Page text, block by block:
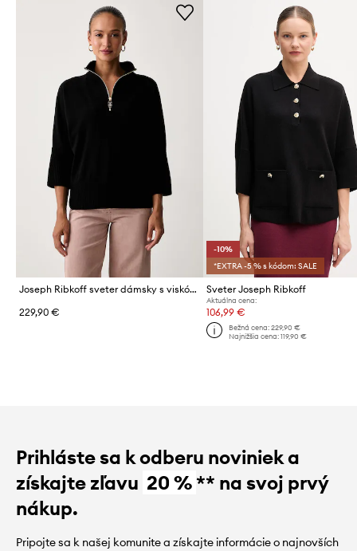
Joseph Ribkoff sveter dámsky s viskózou
229,90 €
-10%
*EXTRA -5 % s kódom: SALE
Sveter Joseph Ribkoff
Aktuálna cena:
106,99 €
Bežná cena: 229,90 €
Najnižšia cena: 119,90 €
Prihláste sa k odberu noviniek a
získajte zľavu 20 %** na svoj prvý
nákup.
Pripojte sa k našej komunite a získajte informácie o najnovších